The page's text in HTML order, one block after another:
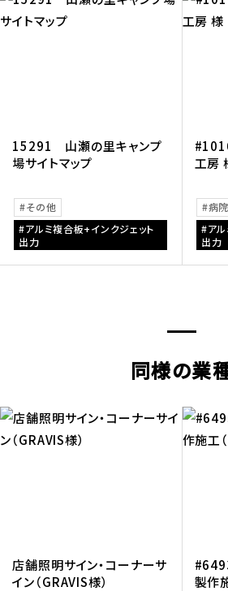
15291 山瀬の里キャンプ
場サイトマップ
その他
アルミ複合板+インクジェット
出力
工房
病
ア
出力
同様の業
店舗照明サイン・コーナーサ
イン（GRAVIS様）
製作